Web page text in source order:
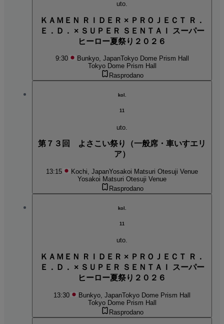
uto.
ＫＡＭＥＮ ＲＩＤＥＲ × ＰＲＯＪＥＣＴ Ｒ．
Ｅ．Ｄ． × ＳＵＰＥＲ ＳＥＮＴＡＩ スーパー
ヒーロー夏祭り２０２６
9:30 Bunkyo, JapanTokyo Dome Prism Hall
Tokyo Dome Prism Hall
Rasprodano
kol.
11
uto.
第７３回 よさこい祭り（一般席・車いすエリ
ア）
13:15 Kochi, JapanYosakoi Matsuri Otesuji Venue
Yosakoi Matsuri Otesuji Venue
Rasprodano
kol.
11
uto.
ＫＡＭＥＮ ＲＩＤＥＲ × ＰＲＯＪＥＣＴ Ｒ．
Ｅ．Ｄ． × ＳＵＰＥＲ ＳＥＮＴＡＩ スーパー
ヒーロー夏祭り２０２６
13:30 Bunkyo, JapanTokyo Dome Prism Hall
Tokyo Dome Prism Hall
Rasprodano